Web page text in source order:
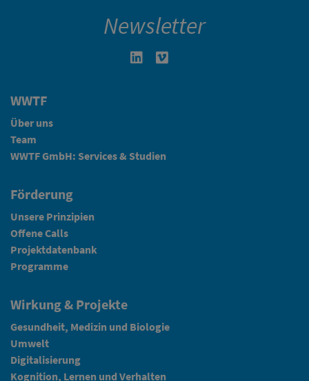
Newsletter
Linkedin in neuem Fenster öffnen
WWTF
Über uns
Team
WWTF GmbH: Services & Studien
Förderung
Unsere Prinzipien
Offene Calls
Projektdatenbank
Programme
Wirkung & Projekte
Gesundheit, Medizin und Biologie
Umwelt
Digitalisierung
Kognition, Lernen und Verhalten